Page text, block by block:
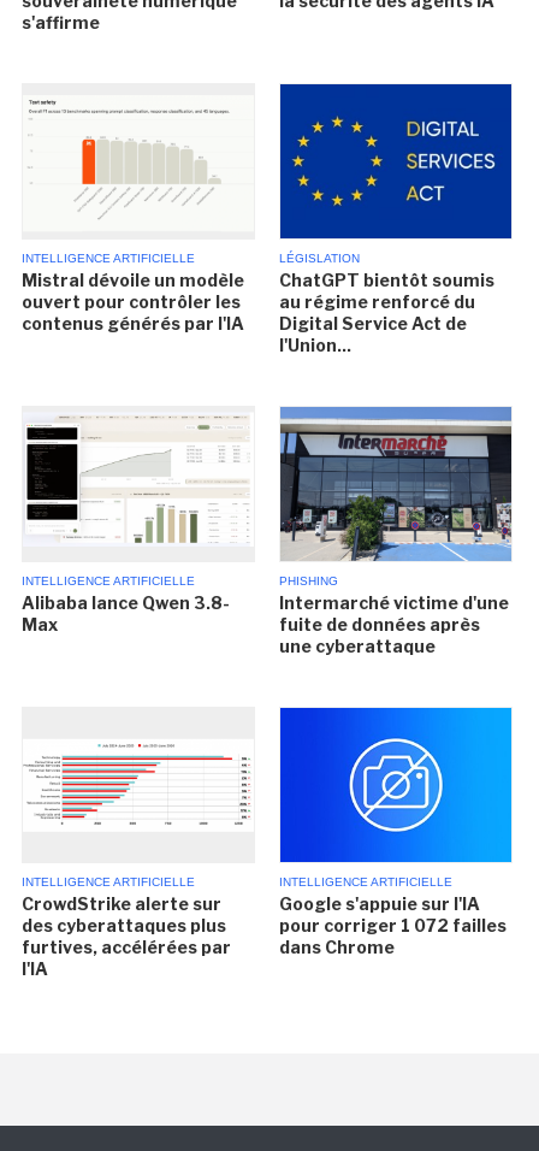
s'affirme
INTELLIGENCE ARTIFICIELLE
Mistral dévoile un modèle
ouvert pour contrôler les
contenus générés par l'IA
LÉGISLATION
ChatGPT bientôt soumis
au régime renforcé du
Digital Service Act de
l'Union...
INTELLIGENCE ARTIFICIELLE
Alibaba lance Qwen 3.8-
Max
PHISHING
Intermarché victime d'une
fuite de données après
une cyberattaque
INTELLIGENCE ARTIFICIELLE
CrowdStrike alerte sur
des cyberattaques plus
furtives, accélérées par
l'IA
INTELLIGENCE ARTIFICIELLE
Google s'appuie sur l'IA
pour corriger 1 072 failles
dans Chrome